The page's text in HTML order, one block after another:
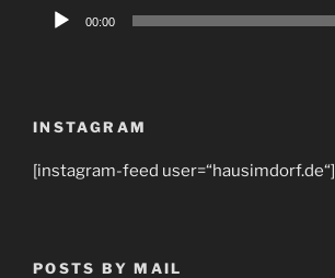
00:00
INSTAGRAM
[instagram-feed user=“hausimdorf.de“]
POSTS BY MAIL